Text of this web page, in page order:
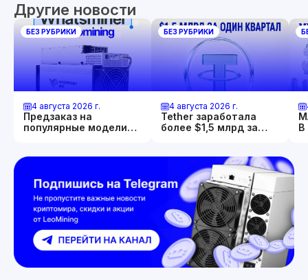
Другие новости
БЕЗ РУБРИКИ
4 августа 2026 г.
Предзаказ на
популярные модели
БЕЗ РУБРИКИ
4 августа 2026 г.
Tether заработала
более $1,5 млрд за
золото и биткоин.
В
инвестиционный
инструмент 2025
года?